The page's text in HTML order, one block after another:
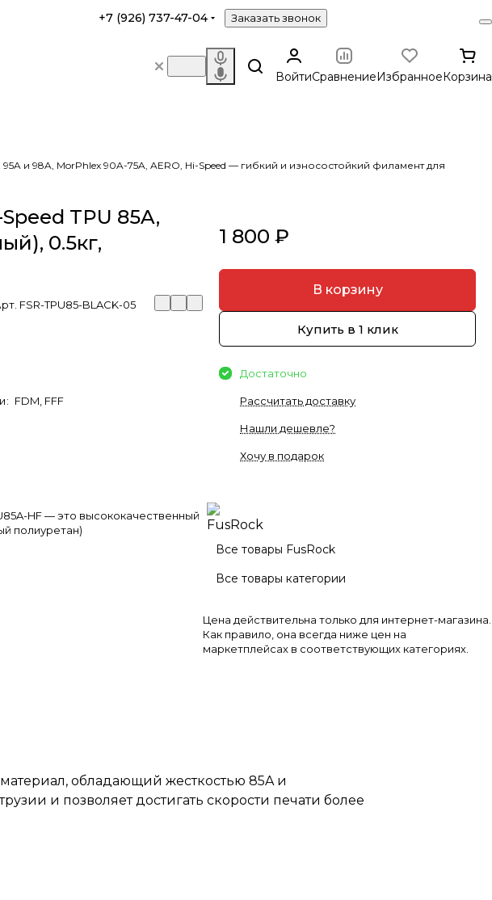
+7 (926) 737-47-04 Заказать звонок
ВойтиСравнениеИзбранноеКорзина
95A и 98A, MorPhlex 90A-75A, AERO, Hi-Speed — гибкий и износостойкий филамент для
TPU 85A,
0.5кг,
FSR-TPU85-BLACK-05
: FDM, FFF
HF — это высококачественный
полиуретан)
1 800 ₽
В корзину
Купить в 1 клик
Достаточно
Рассчитать доставку
Нашли дешевле?
Хочу в подарок
Все товары FusRock
Все товары категории
Цена действительна только для интернет-магазина.
Как правило, она всегда ниже цен на
маркетплейсах в соответствующих категориях.
обладающий жесткостью 85A и
и позволяет достигать скорости печати более